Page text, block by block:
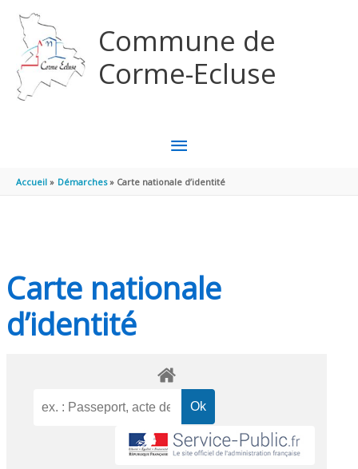
Commune de
Corme-Ecluse
MENU
PRINCIPAL
Accueil Démarches Carte nationale d’identité
Carte nationale
d’identité